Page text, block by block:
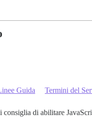
Guida Termini del
consiglia di abilitare